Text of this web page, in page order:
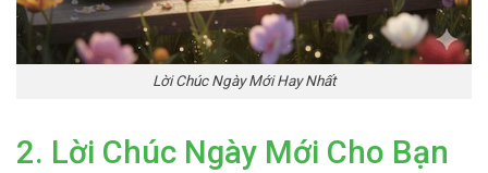
Lời Chúc Ngày Mới Hay Nhất
2. Lời Chúc Ngày Mới Cho Bạn